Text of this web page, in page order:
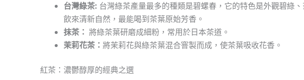
台灣綠茶: 台灣綠茶產量最多的種類是碧螺春，它的特色是外觀碧綠
飲來清新自然，最能喝到茶葉原始芳香。
抹茶： 將綠茶葉研磨成細粉，常用於日本茶道。
茉莉花茶： 將茉莉花與綠茶葉混合窨製而成，使茶葉吸收花香。
紅茶：濃鬱醇厚的經典之選